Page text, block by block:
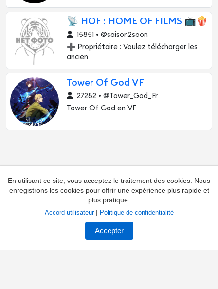
📡 HOF : HOME OF FILMS 📺🍿
15851 • @saison2soon
➕ Propriétaire : Voulez télécharger les
ancien
Tower Of God VF
27282 • @Tower_God_Fr
Tower Of God en VF
Ajouter une chaîne
En utilisant ce site, vous acceptez le traitement des cookies. Nous
enregistrons les cookies pour offrir une expérience plus rapide et
plus pratique.
Accord utilisateur| Politique de confidentialité
Accepter